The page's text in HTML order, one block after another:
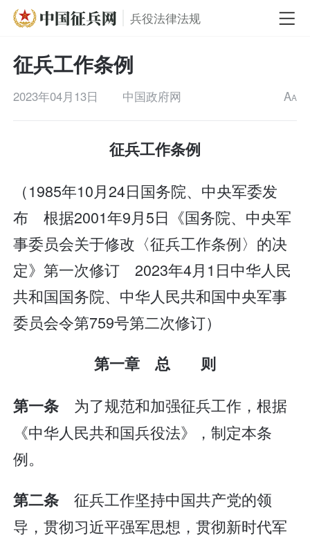
兵役法律法规
征兵工作条例
2023年04月13日 中国政府网 AA
征兵工作条例
（1985年10月24日国务院、中央军委发
布 根据2001年9月5日《国务院、中央军
事委员会关于修改〈征兵工作条例〉的决
定》第一次修订 2023年4月1日中华人民
共和国国务院、中华人民共和国中央军事
委员会令第759号第二次修订）
第一章 总 则
第一条 为了规范和加强征兵工作，根据
《中华人民共和国兵役法》，制定本条
例。
第二条 征兵工作坚持中国共产党的领
导，贯彻习近平强军思想，贯彻新时代军